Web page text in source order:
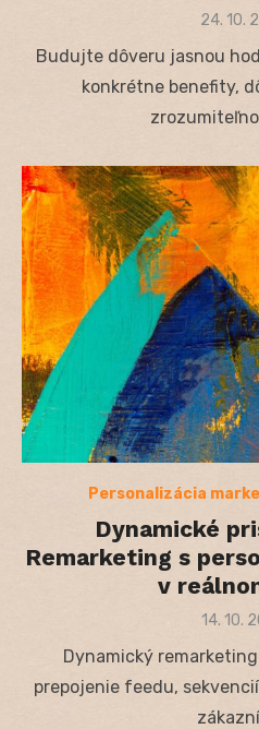
Posted
24. 10.
Budujte dôveru jasnou
konkrétne benefity,
Personalizácia
Dynamické
Remarketing s
v
Posted
14. 10.
Dynamický
prepojenie feedu,